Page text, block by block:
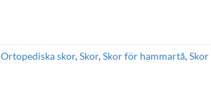
Ortopediska skor,Skor,Skor för hammartå,